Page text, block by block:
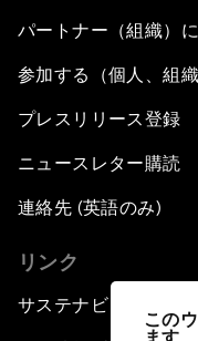
この
ます
パートナー（組織）
参加する（個人、組織
プレスリリース登録
ニュースレター購読
連絡先 (英語のみ)
リンク
サステナビリティへの